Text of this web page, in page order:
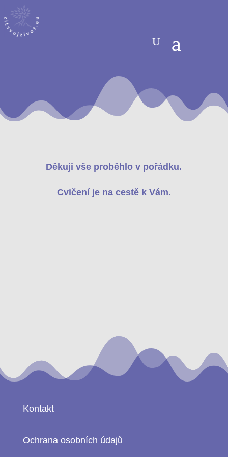
Děkuji vše proběhlo v pořádku.
Cvičení je na cestě k Vám.
Kontakt
Ochrana osobních údajů